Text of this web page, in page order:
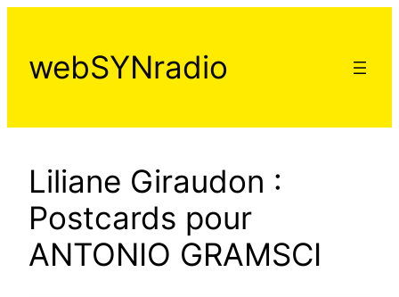
contenu
webSYNradio
Liliane Giraudon :
Postcards pour
ANTONIO GRAMSCI